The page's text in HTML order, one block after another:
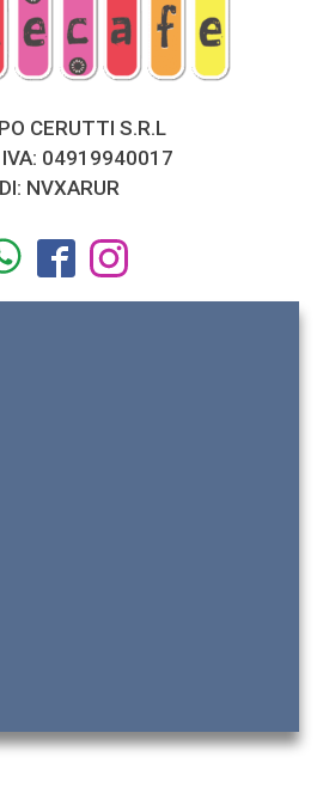
CERUTTI S.R.L
04919940017
NVXARUR